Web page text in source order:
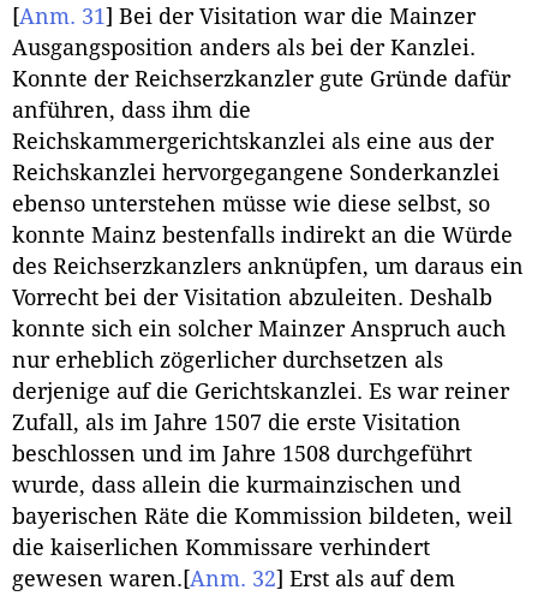
[Anm. 31] Bei der Visitation war die Mainzer
Ausgangsposition anders als bei der Kanzlei.
Konnte der Reichserzkanzler gute Gründe dafür
anführen, dass ihm die
Reichskammergerichtskanzlei als eine aus der
Reichskanzlei hervorgegangene Sonderkanzlei
ebenso unterstehen müsse wie diese selbst, so
konnte Mainz bestenfalls indirekt an die Würde
des Reichserzkanzlers anknüpfen, um daraus ein
Vorrecht bei der Visitation abzuleiten. Deshalb
konnte sich ein solcher Mainzer Anspruch auch
nur erheblich zögerlicher durchsetzen als
derjenige auf die Gerichtskanzlei. Es war reiner
Zufall, als im Jahre 1507 die erste Visitation
beschlossen und im Jahre 1508 durchgeführt
wurde, dass allein die kurmainzischen und
bayerischen Räte die Kommission bildeten, weil
die kaiserlichen Kommissare verhindert
gewesen waren. [Anm. 32] Erst als auf dem